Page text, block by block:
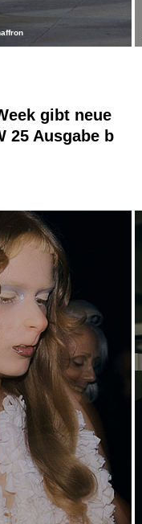
gibt neue
25 Ausgabe b